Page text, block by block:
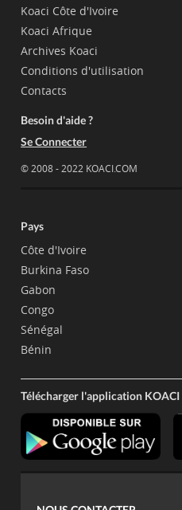
Koaci Côte d'Ivoire
Koaci Afrique
Archives Koaci
Conditions d'utilisation
Contacts
Besoin d'aide ?
Se Connecter
© 2008 - 2022 KOACI.COM
Pays
Côte d'Ivoire
Burkina Faso
Gabon
Congo
Sénégal
Bénin
Télécharger l'application KOACI